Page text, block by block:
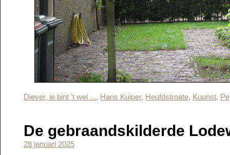
Diever, ie bint 't wel ..., Hans Kuiper, Heufdstroate, Kuunst,
De gebraandskilderde
28 januari 2025